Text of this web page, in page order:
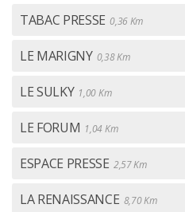
TABAC PRESSE 0,36 Km
LE MARIGNY 0,38 Km
LE SULKY 1,00 Km
LE FORUM 1,04 Km
ESPACE PRESSE 2,57 Km
LA RENAISSANCE 8,70 Km